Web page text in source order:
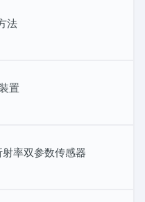
法
置
率双参数传感器